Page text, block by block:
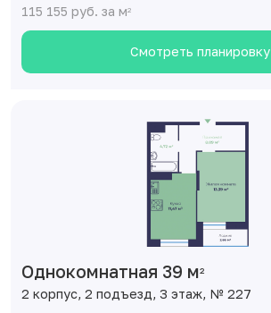
115 155 руб. за м2
Смотреть планировку
Однокомнатная 39 м2
2 корпус, 2 подъезд, 3 этаж, № 227